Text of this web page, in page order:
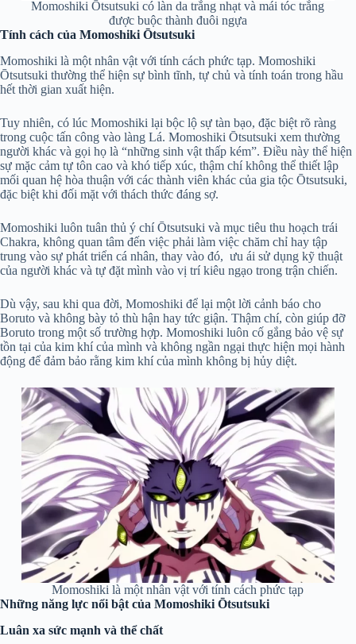
Momoshiki Ōtsutsuki có làn da trắng nhạt và mái tóc trắng
được buộc thành đuôi ngựa
Tính cách của Momoshiki Ōtsutsuki
Momoshiki là một nhân vật với tính cách phức tạp. Momoshiki
Ōtsutsuki thường thể hiện sự bình tĩnh, tự chủ và tính toán trong hầu
hết thời gian xuất hiện.
Tuy nhiên, có lúc Momoshiki lại bộc lộ sự tàn bạo, đặc biệt rõ ràng
trong cuộc tấn công vào làng Lá. Momoshiki Ōtsutsuki xem thường
người khác và gọi họ là “những sinh vật thấp kém”. Điều này thể hiện
sự mặc cảm tự tôn cao và khó tiếp xúc, thậm chí không thể thiết lập
mối quan hệ hòa thuận với các thành viên khác của gia tộc Ōtsutsuki,
đặc biệt khi đối mặt với thách thức đáng sợ.
Momoshiki luôn tuân thủ ý chí Ōtsutsuki và mục tiêu thu hoạch trái
Chakra, không quan tâm đến việc phải làm việc chăm chỉ hay tập
trung vào sự phát triển cá nhân, thay vào đó, ưu ái sử dụng kỹ thuật
của người khác và tự đặt mình vào vị trí kiêu ngạo trong trận chiến.
Dù vậy, sau khi qua đời, Momoshiki để lại một lời cảnh báo cho
Boruto và không bày tỏ thù hận hay tức giận. Thậm chí, còn giúp đỡ
Boruto trong một số trường hợp. Momoshiki luôn cố gắng bảo vệ sự
tồn tại của kim khí của mình và không ngần ngại thực hiện mọi hành
động để đảm bảo rằng kim khí của mình không bị hủy diệt.
Momoshiki là một nhân vật với tính cách phức tạp
Những năng lực nổi bật của Momoshiki Ōtsutsuki
Luân xa sức mạnh và thể chất